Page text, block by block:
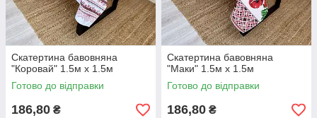
Скатертина бавовняна
"Коровай" 1.5м х 1.5м
Готово до відправки
186,80 ₴
Скатертина бавовняна
"Маки" 1.5м х 1.5м
Готово до відправки
186,80 ₴